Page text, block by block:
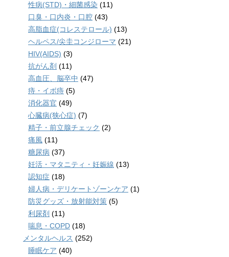
性病(STD)・細菌感染 (11)
口臭・口内炎・口腔 (43)
高脂血症(コレステロール) (13)
ヘルペス/尖圭コンジローマ (21)
HIV(AIDS) (3)
抗がん剤 (11)
高血圧、脳卒中 (47)
痔・イボ痔 (5)
消化器官 (49)
心臓病(狭心症) (7)
精子・前立腺チェック (2)
痛風 (11)
糖尿病 (37)
妊活・マタニティ・妊娠線 (13)
認知症 (18)
婦人病・デリケートゾーンケア (1)
防災グッズ・放射能対策 (5)
利尿剤 (11)
喘息・COPD (18)
メンタルヘルス (252)
睡眠ケア (40)